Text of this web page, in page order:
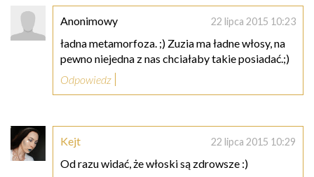
Anonimowy 22 lipca 2015 10:23
ładna metamorfoza. ;) Zuzia ma ładne włosy, na
pewno niejedna z nas chciałaby takie posiadać.;)
Odpowiedz
Kejt 22 lipca 2015 10:29
Od razu widać, że włoski są zdrowsze :)